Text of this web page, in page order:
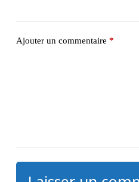
Ajouter un commentaire *